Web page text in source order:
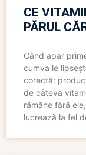
CE
PĂRUL
Când apar
cumva le
corectă:
de câteva
rămâne fără
lucrează la fel